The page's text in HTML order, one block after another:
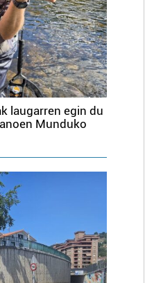
laugarren egin du
Munduko